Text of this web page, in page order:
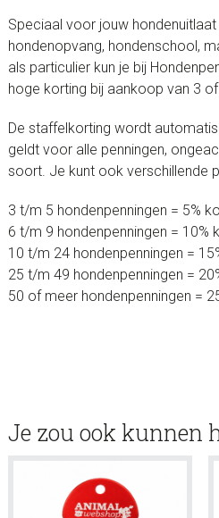
Speciaal voor jouw hondenuitlaat
hondenopvang, hondenschool,
als particulier kun je bij
hoge korting bij aankoop van 3
De staffelkorting wordt
geldt voor alle penningen,
soort. Je kunt ook verschillende
3 t/m 5 hondenpenningen = 5%
6 t/m 9 hondenpenningen = 10%
10 t/m 24 hondenpenningen =
25 t/m 49 hondenpenningen =
50 of meer hondenpenningen =
Je zou ook kunnen